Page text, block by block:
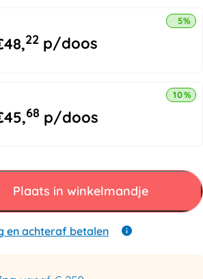
48,22 p/doos
5%
45,68 p/doos
10%
Plaats in winkelmandje
en achteraf betalen